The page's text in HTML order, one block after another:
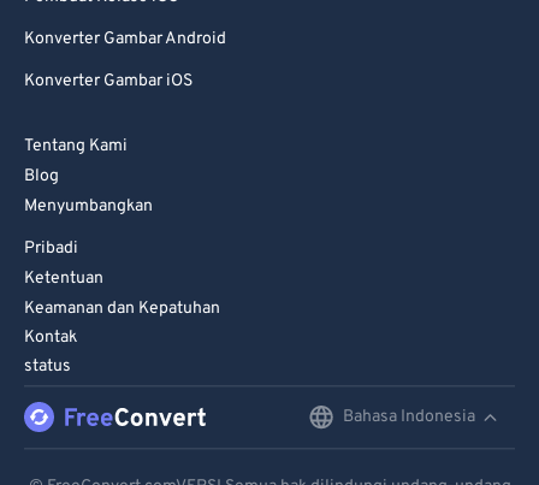
Konverter Gambar Android
Konverter Gambar iOS
Tentang Kami
Blog
Menyumbangkan
Pribadi
Ketentuan
Keamanan dan Kepatuhan
Kontak
status
Bahasa Indonesia